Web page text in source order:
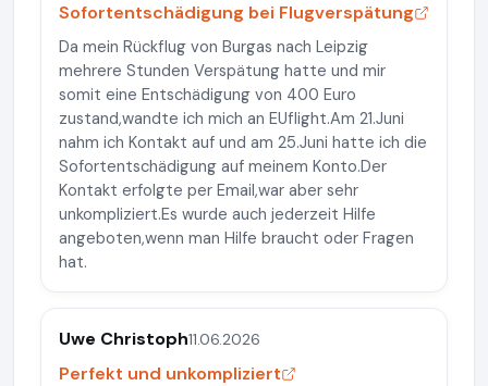
Sofortentschädigung bei Flugverspätung
Da mein Rückflug von Burgas nach Leipzig
mehrere Stunden Verspätung hatte und mir
somit eine Entschädigung von 400 Euro
zustand,wandte ich mich an EUflight.Am 21.Juni
nahm ich Kontakt auf und am 25.Juni hatte ich die
Sofortentschädigung auf meinem Konto.Der
Kontakt erfolgte per Email,war aber sehr
unkompliziert.Es wurde auch jederzeit Hilfe
angeboten,wenn man Hilfe braucht oder Fragen
hat.
Uwe Christoph11.06.2026
Perfekt und unkompliziert